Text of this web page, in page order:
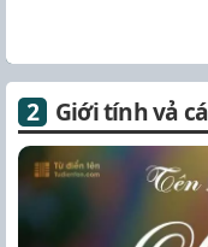
Giới tính vả